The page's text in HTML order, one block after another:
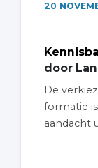
20
door
De
formatie
aandacht